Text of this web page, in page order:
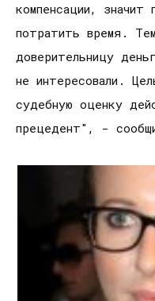
компенсации, значит
потратить время.
доверительницу
не интересовали.
судебную оценку
прецедент", -